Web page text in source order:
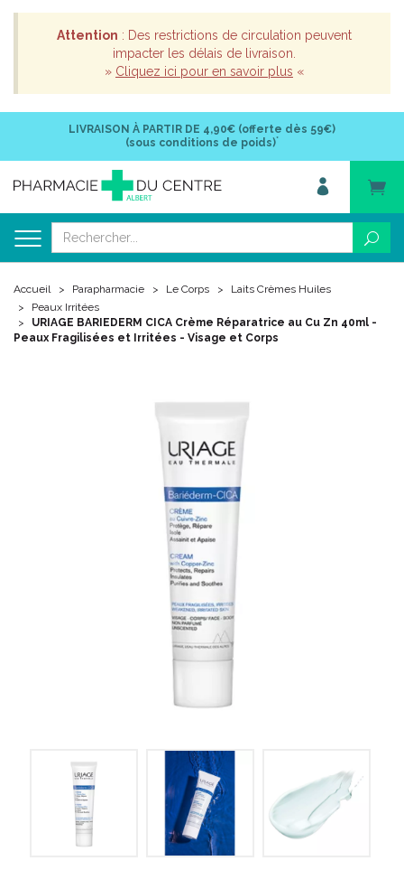
Attention : Des restrictions de circulation peuvent
impacter les délais de livraison.
» Cliquez ici pour en savoir plus «
LIVRAISON À PARTIR DE 4,90€ (offerte dès 59€)
(sous conditions de poids)*
Accueil Parapharmacie Le Corps
Laits Crèmes Huiles
Peaux Irritées
URIAGE BARIEDERM CICA Crème Réparatrice au Cu Zn 40ml -
Peaux Fragilisées et Irritées - Visage et Corps